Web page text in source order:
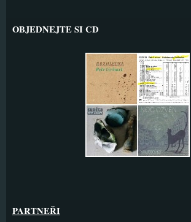
OBJEDNEJTE SI CD
PARTNEŘI